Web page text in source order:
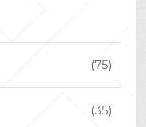
(75)
(35)